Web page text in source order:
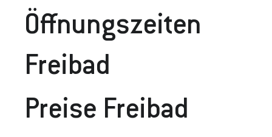
Öffnungszeiten
Freibad
Preise FreiBad